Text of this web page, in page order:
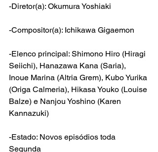
-Diretor(a): Okumura Yoshiaki
-Compositor(a): Ichikawa Gigaemon
-Elenco principal: Shimono Hiro (Hiragi
Seiichi), Hanazawa Kana (Saria),
Inoue Marina (Altria Grem), Kubo Yurika
(Origa Calmeria), Hikasa Youko (Louise
Balze) e Nanjou Yoshino (Karen
Kannazuki)
-Estado: Novos episódios toda
Segunda